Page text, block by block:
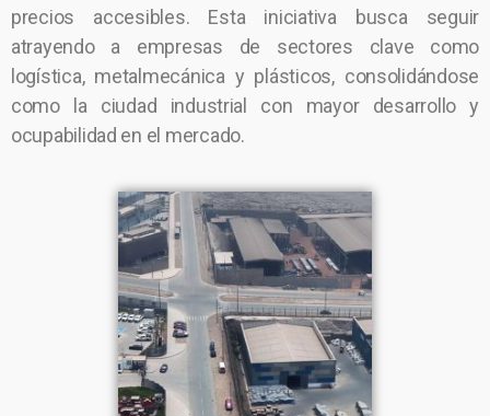
precios accesibles. Esta iniciativa busca seguir
atrayendo a empresas de sectores clave como
logística, metalmecánica y plásticos, consolidándose
como la ciudad industrial con mayor desarrollo y
ocupabilidad en el mercado.